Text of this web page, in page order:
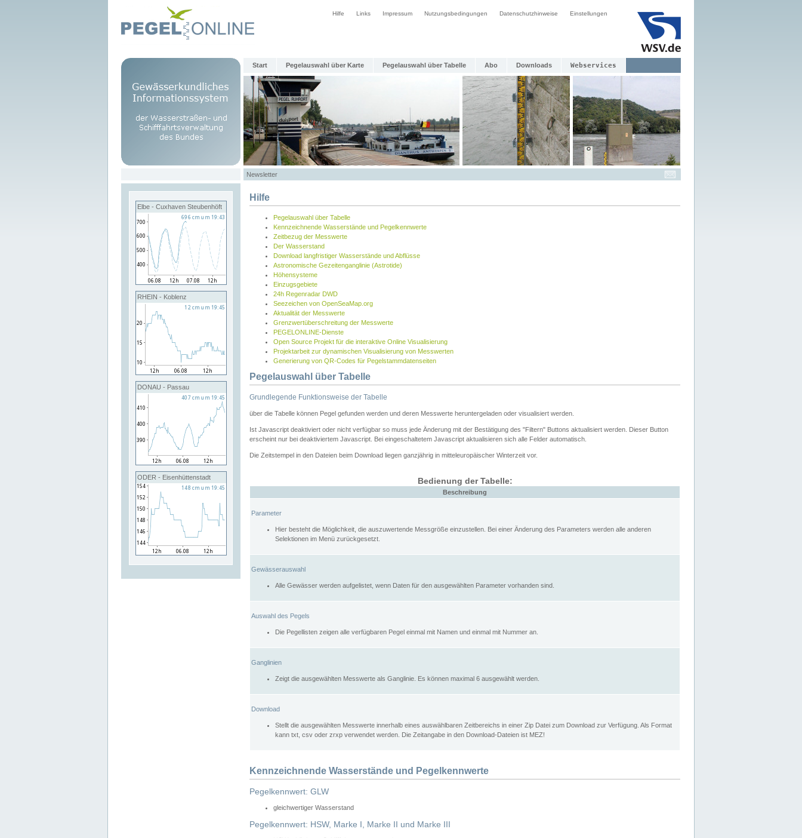
Hilfe Links Impressum Nutzungsbedingungen Datenschutzhinweise Einstellungen
Start Pegelauswahl über Karte Pegelauswahl über Tabelle Abo Downloads Webservices
Newsletter
Elbe - Cuxhaven Steubenhöft
RHEIN - Koblenz
DONAU - Passau
ODER - Eisenhüttenstadt
Hilfe
Pegelauswahl über Tabelle
Kennzeichnende Wasserstände und Pegelkennwerte
Zeitbezug der Messwerte
Der Wasserstand
Download langfristiger Wasserstände und Abflüsse
Astronomische Gezeitenganglinie (Astrotide)
Höhensysteme
Einzugsgebiete
24h Regenradar DWD
Seezeichen von OpenSeaMap.org
Aktualität der Messwerte
Grenzwertüberschreitung der Messwerte
PEGELONLINE-Dienste
Open Source Projekt für die interaktive Online Visualisierung
Projektarbeit zur dynamischen Visualisierung von Messwerten
Generierung von QR-Codes für Pegelstammdatenseiten
Pegelauswahl über Tabelle
Grundlegende Funktionsweise der Tabelle
über die Tabelle können Pegel gefunden werden und deren Messwerte heruntergeladen oder visualisiert werden.
Ist Javascript deaktiviert oder nicht verfügbar so muss jede Änderung mit der Bestätigung des "Filtern" Buttons aktualisiert werden. Dieser Button
erscheint nur bei deaktiviertem Javascript. Bei eingeschaltetem Javascript aktualisieren sich alle Felder automatisch.
Die Zeitstempel in den Dateien beim Download liegen ganzjährig in mitteleuropäischer Winterzeit vor.
Bedienung der Tabelle:
Beschreibung
Parameter
Hier besteht die Möglichkeit, die auszuwertende Messgröße einzustellen. Bei einer Änderung des Parameters werden alle anderen
Selektionen im Menü zurückgesetzt.
Gewässerauswahl
Alle Gewässer werden aufgelistet, wenn Daten für den ausgewählten Parameter vorhanden sind.
Auswahl des Pegels
Die Pegellisten zeigen alle verfügbaren Pegel einmal mit Namen und einmal mit Nummer an.
Ganglinien
Zeigt die ausgewählten Messwerte als Ganglinie. Es können maximal 6 ausgewählt werden.
Download
Stellt die ausgewählten Messwerte innerhalb eines auswählbaren Zeitbereichs in einer Zip Datei zum Download zur Verfügung. Als Format
kann txt, csv oder zrxp verwendet werden. Die Zeitangabe in den Download-Dateien ist MEZ!
Kennzeichnende Wasserstände und Pegelkennwerte
Pegelkennwert: GLW
gleichwertiger Wasserstand
Pegelkennwert: HSW, Marke I, Marke II und Marke III